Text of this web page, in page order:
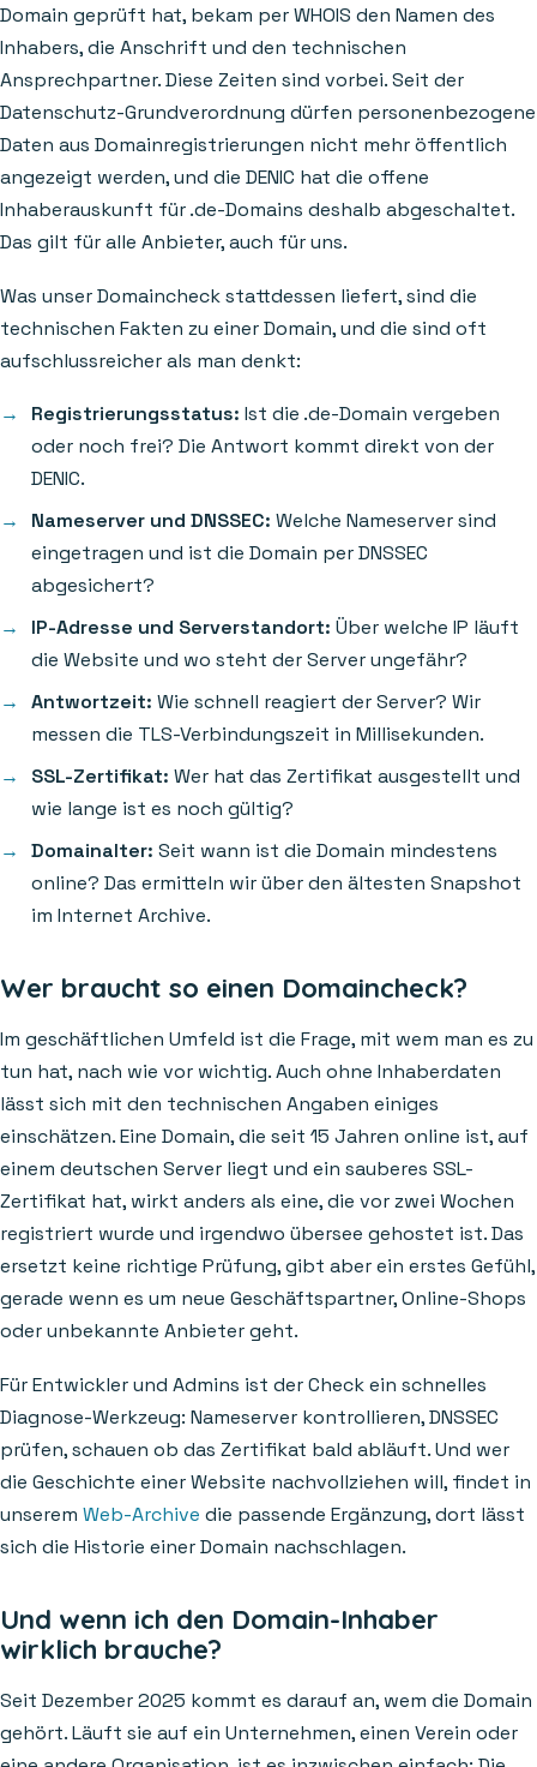
Domain geprüft hat, bekam per WHOIS den Namen des
Inhabers, die Anschrift und den technischen
Ansprechpartner. Diese Zeiten sind vorbei. Seit der
Datenschutz-Grundverordnung dürfen personenbezogene
Daten aus Domainregistrierungen nicht mehr öffentlich
angezeigt werden, und die DENIC hat die offene
Inhaberauskunft für .de-Domains deshalb abgeschaltet.
Das gilt für alle Anbieter, auch für uns.
Was unser Domaincheck stattdessen liefert, sind die
technischen Fakten zu einer Domain, und die sind oft
aufschlussreicher als man denkt:
Registrierungsstatus: Ist die .de-Domain vergeben
oder noch frei? Die Antwort kommt direkt von der
DENIC.
Nameserver und DNSSEC: Welche Nameserver sind
eingetragen und ist die Domain per DNSSEC
abgesichert?
IP-Adresse und Serverstandort: Über welche IP läuft
die Website und wo steht der Server ungefähr?
Antwortzeit: Wie schnell reagiert der Server? Wir
messen die TLS-Verbindungszeit in Millisekunden.
SSL-Zertifikat: Wer hat das Zertifikat ausgestellt und
wie lange ist es noch gültig?
Domainalter: Seit wann ist die Domain mindestens
online? Das ermitteln wir über den ältesten Snapshot
im Internet Archive.
Wer braucht so einen Domaincheck?
Im geschäftlichen Umfeld ist die Frage, mit wem man es zu
tun hat, nach wie vor wichtig. Auch ohne Inhaberdaten
lässt sich mit den technischen Angaben einiges
einschätzen. Eine Domain, die seit 15 Jahren online ist, auf
einem deutschen Server liegt und ein sauberes SSL-
Zertifikat hat, wirkt anders als eine, die vor zwei Wochen
registriert wurde und irgendwo übersee gehostet ist. Das
ersetzt keine richtige Prüfung, gibt aber ein erstes Gefühl,
gerade wenn es um neue Geschäftspartner, Online-Shops
oder unbekannte Anbieter geht.
Für Entwickler und Admins ist der Check ein schnelles
Diagnose-Werkzeug: Nameserver kontrollieren, DNSSEC
prüfen, schauen ob das Zertifikat bald abläuft. Und wer
die Geschichte einer Website nachvollziehen will, findet in
unserem Web-Archive die passende Ergänzung, dort lässt
sich die Historie einer Domain nachschlagen.
Und wenn ich den Domain-Inhaber
wirklich brauche?
Seit Dezember 2025 kommt es darauf an, wem die Domain
gehört. Läuft sie auf ein Unternehmen, einen Verein oder